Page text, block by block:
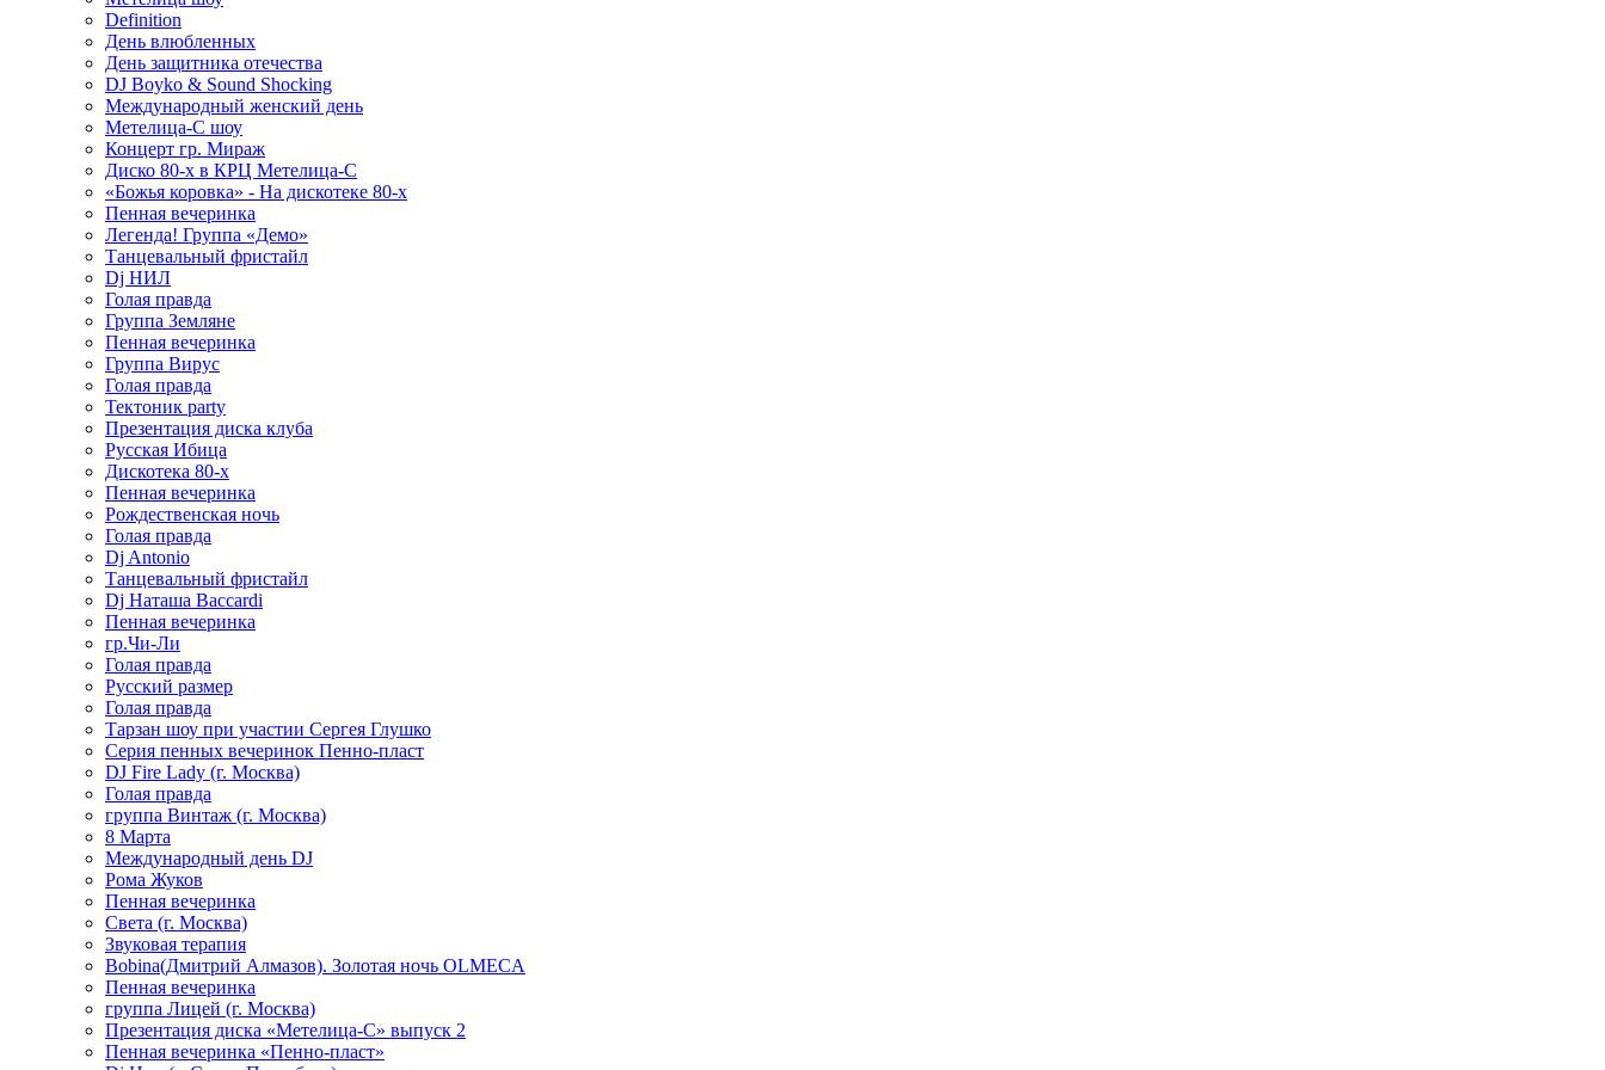
Definition
День влюбленных
День защитника отечества
DJ Boyko & Sound Shocking
Международный женский день
Метелица-С шоу
Концерт гр. Мираж
Диско 80-х в КРЦ Метелица-С
«Божья коровка» - На дискотеке 80-х
Пенная вечеринка
Легенда! Группа «Демо»
Танцевальный фристайл
Dj НИЛ
Голая правда
Группа Земляне
Пенная вечеринка
Группа Вирус
Голая правда
Тектоник party
Презентация диска клуба
Русская Ибица
Дискотека 80-х
Пенная вечеринка
Рождественская ночь
Голая правда
Dj Antonio
Танцевальный фристайл
Dj Наташа Baccardi
Пенная вечеринка
гр.Чи-Ли
Голая правда
Русский размер
Голая правда
Тарзан шоу при участии Сергея Глушко
Серия пенных вечеринок Пенно-пласт
DJ Fire Lady (г. Москва)
Голая правда
группа Винтаж (г. Москва)
8 Марта
Международный день DJ
Рома Жуков
Пенная вечеринка
Света (г. Москва)
Звуковая терапия
Bobina(Дмитрий Алмазов). Золотая ночь OLMECA
Пенная вечеринка
группа Лицей (г. Москва)
Презентация диска «Метелица-С» выпуск 2
Пенная вечеринка «Пенно-пласт»